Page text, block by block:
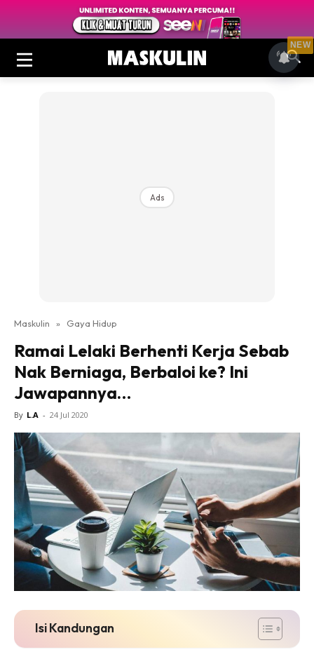
Ads
Maskulin » Gaya Hidup
Ramai Lelaki Berhenti Kerja Sebab
Nak Berniaga, Berbaloi ke? Ini
Jawapannya…
By L.A - 24 Jul 2020
Isi Kandungan
NEW